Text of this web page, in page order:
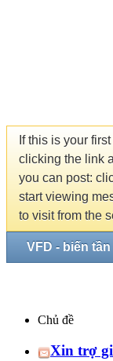
If this is your
clicking the link
you can post:
start viewing
to visit from the
VFD - biến tần
Chủ đề
Xin trợ